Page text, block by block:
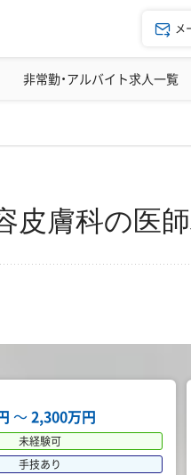
メ
ドクターコネクトの強み
非常勤・アルバイト求人一覧
膚科の医師転職体験談 美
皮膚科の医
〜2,300万円
未経験可
手技あり